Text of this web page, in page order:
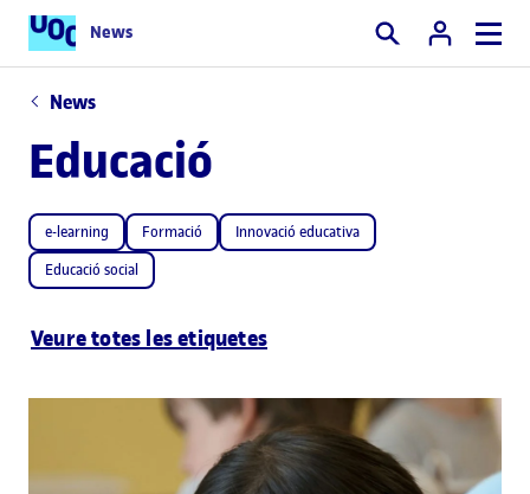
News Cercar
News
Educació
e-learning Formació
Innovació educativa
Educació social
Veure totes les etiquetes